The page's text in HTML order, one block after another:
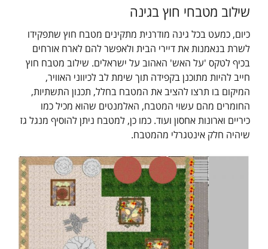
שילוב מטבחי חוץ בגינה
כיום, כמעט בכל גינה מודרנית מתקינים מטבח חוץ שתפקידו
לשרת בנאמנות את דיירי הבית ולאפשר להם לארח אורחים
בכיף לטקס 'על האש' האהוב על ישראלים. שילוב מטבח חוץ
חייב להיות מתוכנן בקפידה תוך שימת לב לכיווני האוויר,
המיקום בו תרצו להציב את המטבח בחלל, תכנון התשתיות,
החומרים מהם עשוי המטבח, האלמנטים שהוא מכיל כמו
כיריים וארונות אחסון ועוד. כמו כן, למטבח ניתן להוסיף מנגל גז
שיהיה חלק אינטגרלי מהמטבח.